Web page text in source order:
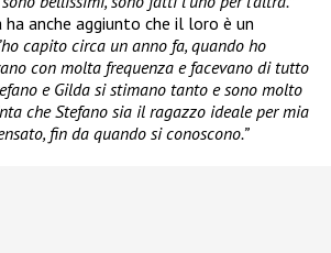
ha anche aggiunto che il loro è un
capito circa un anno fa, quando ho
con molta frequenza e facevano di tutto
e Gilda si stimano tanto e sono molto
che Stefano sia il ragazzo ideale per mia
fin da quando si conoscono.”